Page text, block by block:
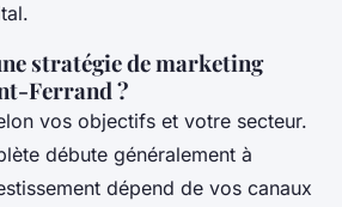
stratégie de marketing
Ferrand ?
vos objectifs et votre secteur.
débute généralement à
dépend de vos canaux